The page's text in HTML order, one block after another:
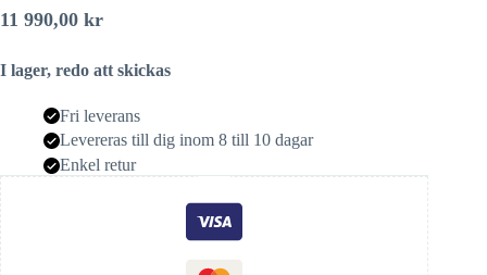
11 990,00 kr
I lager, redo att skickas
Fri leverans
Levereras till dig inom 8 till 10 dagar
Enkel retur